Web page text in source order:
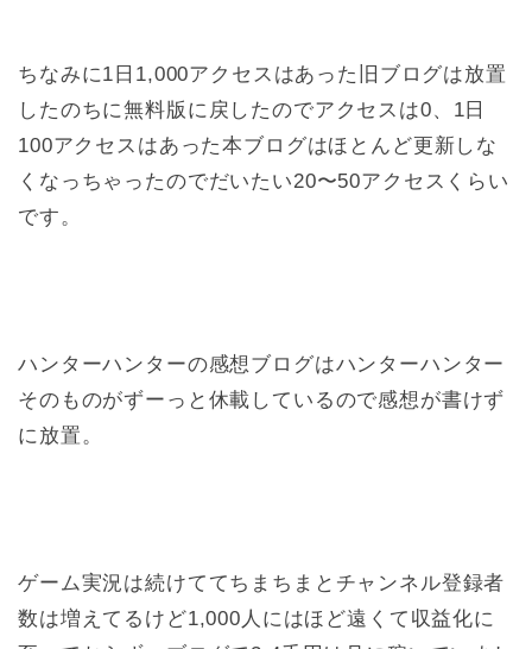
ちなみに1日1,000アクセスはあった旧ブログは放置
したのちに無料版に戻したのでアクセスは0、1日
100アクセスはあった本ブログはほとんど更新しな
くなっちゃったのでだいたい20〜50アクセスくらい
です。
ハンターハンターの感想ブログはハンターハンター
そのものがずーっと休載しているので感想が書けず
に放置。
ゲーム実況は続けててちまちまとチャンネル登録者
数は増えてるけど1,000人にはほど遠くて収益化に